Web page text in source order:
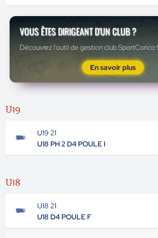
VOUS ÊTES DIRIGEANT D'UN CLUB ?
Découvrez l'outil de gestion club SportCorico !
En savoir plus
U19
U19 21
U18 PH 2 D4 POULE I
U18
U18 21
U18 D4 POULE F